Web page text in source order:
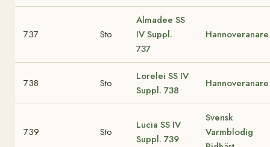
737 Sto
Almadee SS
IV Suppl.
737
Hannoveranare
738 Sto
Lorelei SS IV
Suppl. 738
Hannoveranare
739 Sto
Lucia SS IV
Suppl. 739
Svensk
Varmblodig